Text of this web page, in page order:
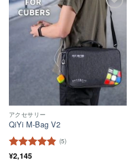
ほし
い！
アクセサリー
QiYi M-Bag V2
5段階中
(5)
¥2,145